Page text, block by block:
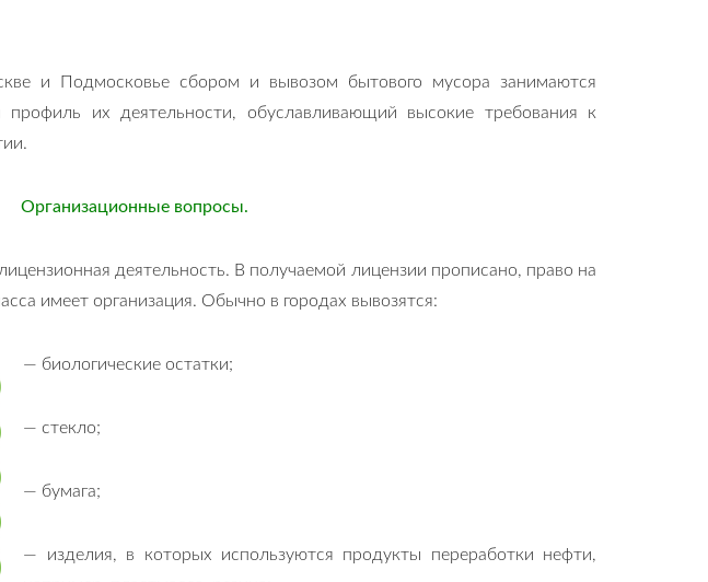
и Подмосковье сбором и вывозом бытового мусора занимаются
их деятельности, обуславливающий высокие требования к
Организационные вопросы.
деятельность. В получаемой лицензии прописано, право на
имеет организация. Обычно в городах вывозятся:
— биологические остатки;
— стекло;
— бумага;
— изделия, в которых используются продукты переработки нефти,